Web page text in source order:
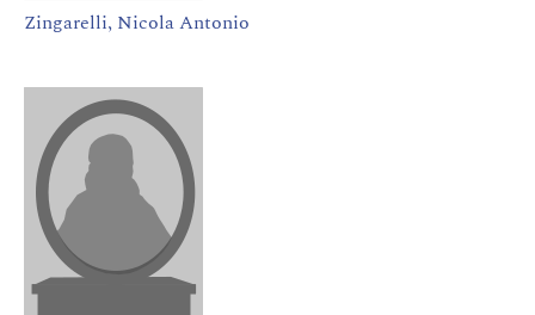
Zingarelli, Nicola Antonio